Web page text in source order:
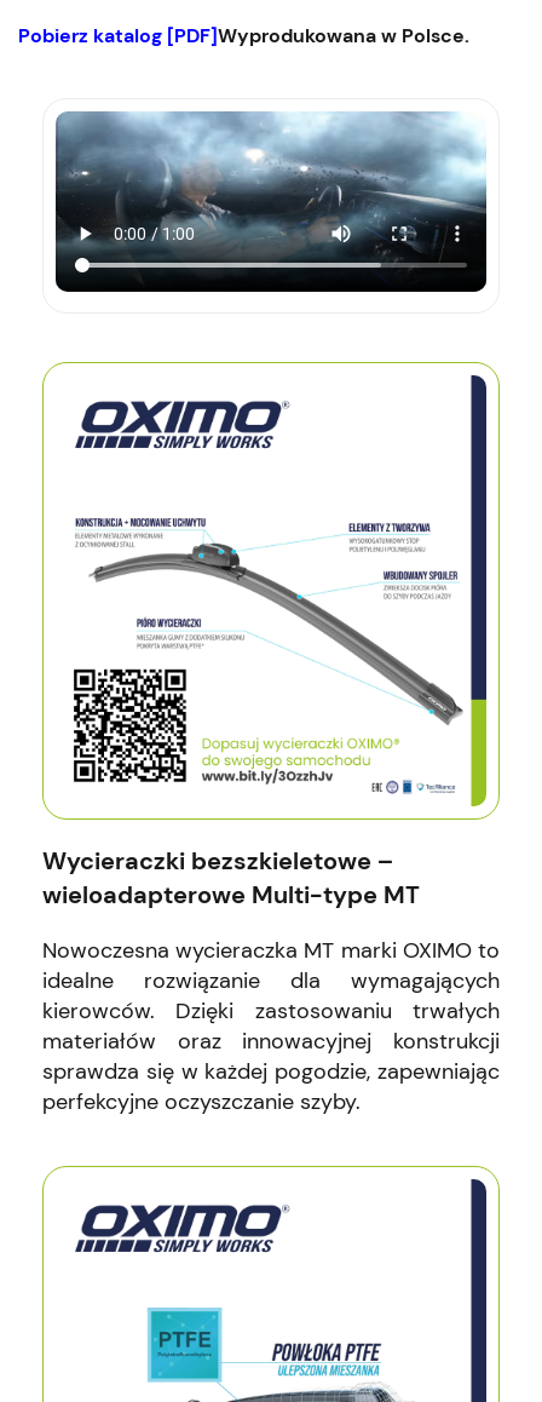
Pobierz katalog [PDF]Wyprodukowana w Polsce.
Wycieraczki bezszkieletowe –
wieloadapterowe Multi-type MT
Nowoczesna wycieraczka MT marki OXIMO to
idealne rozwiązanie dla wymagających
kierowców. Dzięki zastosowaniu trwałych
materiałów oraz innowacyjnej konstrukcji
sprawdza się w każdej pogodzie, zapewniając
perfekcyjne oczyszczanie szyby.